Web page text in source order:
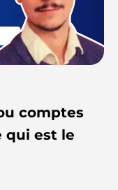
comptes
qui est le